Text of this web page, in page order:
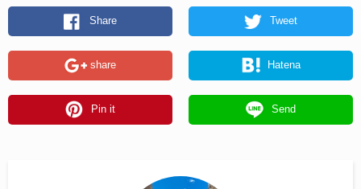
Share Tweet
share Hatena
Pin it Send